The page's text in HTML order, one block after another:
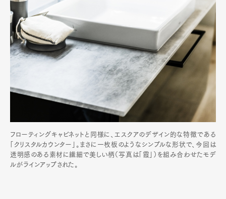
フローティングキャビネットと同様に、エスクアのデザイン的な特徴である
「クリスタルカウンター」。まさに一枚板のようなシンプルな形状で、今回は
透明感のある素材に繊細で美しい柄（写真は「霞」）を組み合わせたモデ
ルがラインアップされた。